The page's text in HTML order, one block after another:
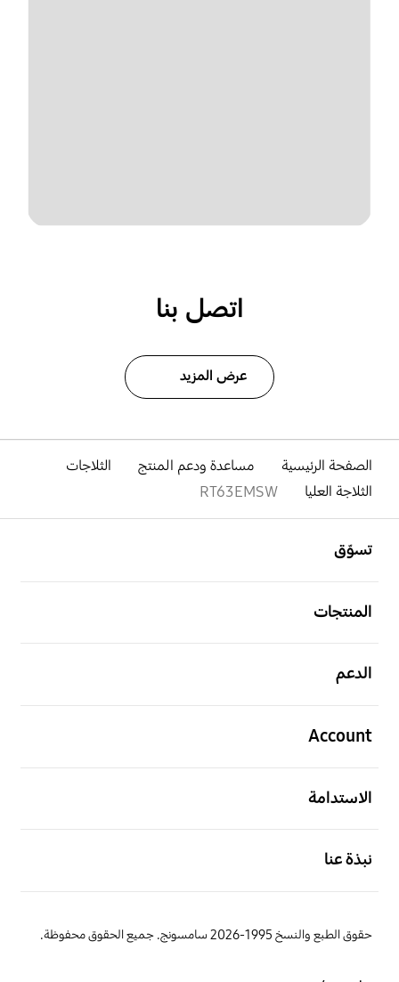
اتصل بنا
عرض المزيد
الصفحة الرئيسية مساعدة ودعم المنتج
الثلاجات
الثلاجة العليا
RT63EMSW
تسوّق
المنتجات
الدعم
Account
الاستدامة
نبذة عنا
حقوق الطبع والنسخ 1995-2026 سامسونج. جميع الحقوق محفوظة.